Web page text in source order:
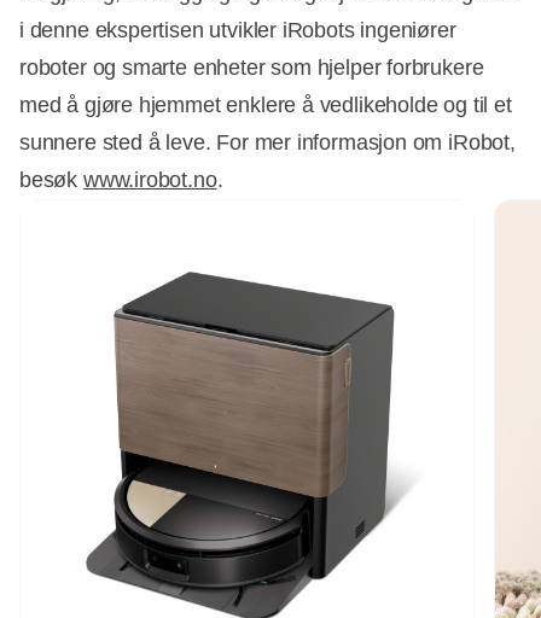
i denne ekspertisen utvikler iRobots ingeniører
roboter og smarte enheter som hjelper forbrukere
med å gjøre hjemmet enklere å vedlikeholde og til et
sunnere sted å leve. For mer informasjon om iRobot,
besøk www.irobot.no.